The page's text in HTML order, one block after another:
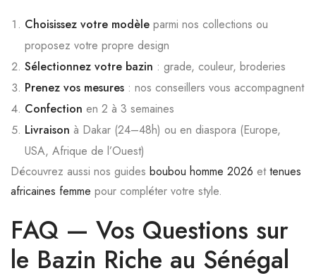
Choisissez votre modèle parmi nos collections ou
proposez votre propre design
Sélectionnez votre bazin : grade, couleur, broderies
Prenez vos mesures : nos conseillers vous accompagnent
Confection en 2 à 3 semaines
Livraison à Dakar (24–48h) ou en diaspora (Europe,
USA, Afrique de l’Ouest)
Découvrez aussi nos guides boubou homme 2026 ettenues
africaines femme pour compléter votre style.
FAQ — Vos Questions sur
le Bazin Riche au Sénégal